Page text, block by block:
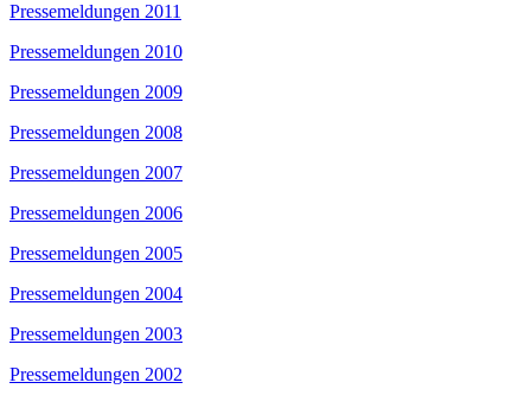
Pressemeldungen 2011
Pressemeldungen 2010
Pressemeldungen 2009
Pressemeldungen 2008
Pressemeldungen 2007
Pressemeldungen 2006
Pressemeldungen 2005
Pressemeldungen 2004
Pressemeldungen 2003
Pressemeldungen 2002